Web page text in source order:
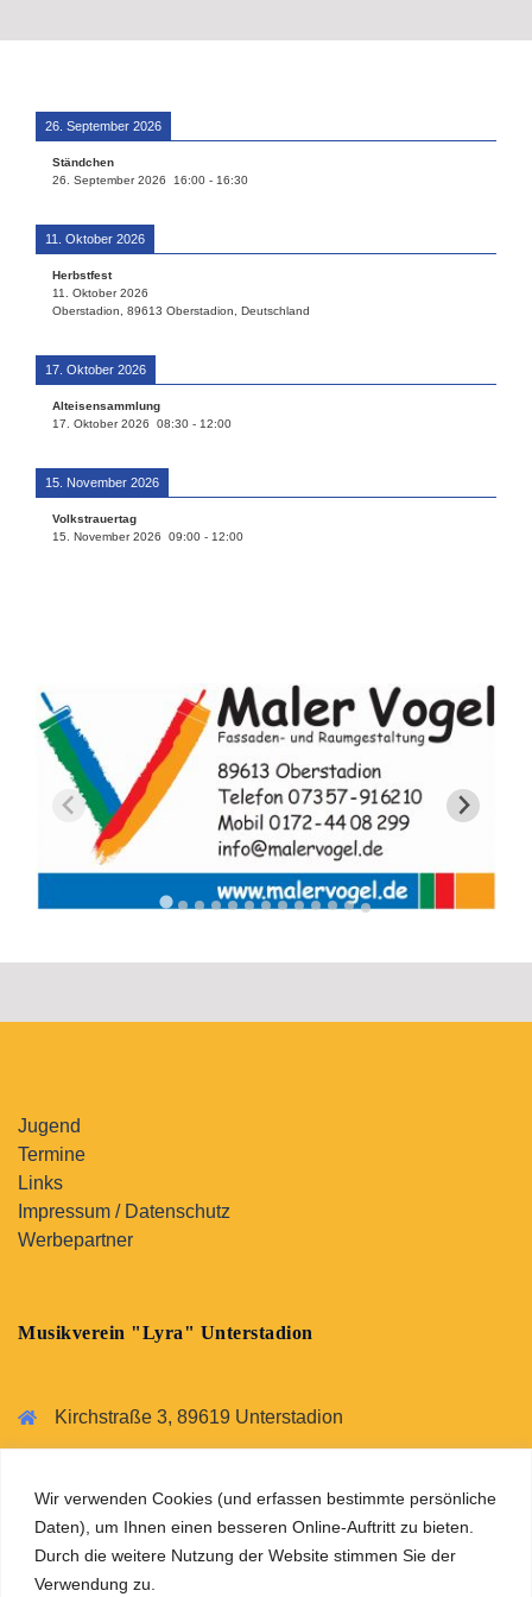
Wir verwenden Cookies (und erfassen bestimmte persönliche
Daten), um Ihnen einen besseren Online-Auftritt zu bieten.
Durch die weitere Nutzung der Website stimmen Sie der
Verwendung zu.
26. September 2026
Ständchen
26. September 2026
16:00 - 16:30
11. Oktober 2026
Herbstfest
11. Oktober 2026
Oberstadion, 89613 Oberstadion, Deutschland
17. Oktober 2026
Alteisensammlung
17. Oktober 2026
08:30 - 12:00
15. November 2026
Volkstrauertag
15. November 2026
09:00 - 12:00
Jugend
Termine
Links
Impressum / Datenschutz
Werbepartner
Musikverein "Lyra" Unterstadion
Kirchstraße 3, 89619 Unterstadion
vorstand@musikverein-unterstadion.de